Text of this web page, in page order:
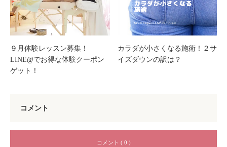
９月体験レッスン募集！
LINE@でお得な体験クーポン
ゲット！
カラダが小さくなる施術！２サ
イズダウンの訳は？
コメント
コメント ( 0 )